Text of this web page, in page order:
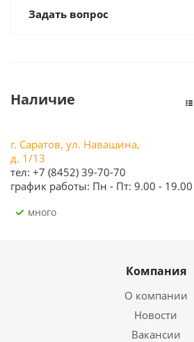
Задать вопрос
Наличие
г. Саратов, ул. Навашина,
д. 1/13
тел: +7 (8452) 39-70-70
график работы: Пн - Пт: 9.00 -
Много
Компания
О компании
Новости
Вакансии